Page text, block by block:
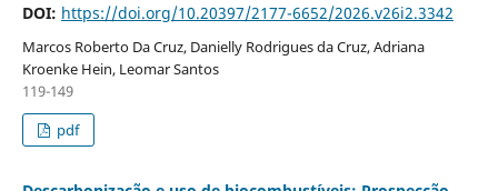
DOI: https://doi.org/10.20397/2177-6652/2026.v26i2.3342
Marcos Roberto Da Cruz, Danielly Rodrigues da Cruz, Adriana
Kroenke Hein, Leomar Santos
119-149
pdf